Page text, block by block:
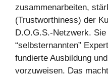
zusammenarbeiten,
(Trustworthiness) der
D.O.G.S.-Netzwerk.
“selbsternannten”
fundierte Ausbildung
vorzuweisen. Das